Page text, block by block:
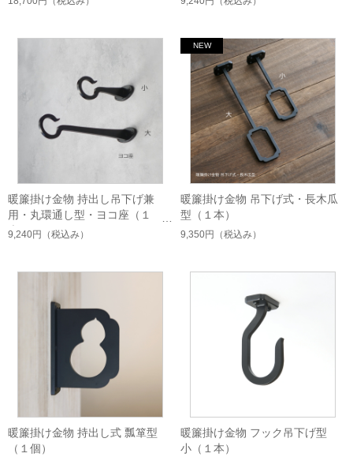
暖簾掛け金物 持出し吊下げ兼
用・丸環通し型・ヨコ座（１
本）
9,240円 （税込み）
暖簾掛け金物 吊下げ式・長木瓜
型（１本）
9,350円 （税込み）
暖簾掛け金物 持出し式 瓢箪型
（１個）
暖簾掛け金物 フック吊下げ型
小（１本）